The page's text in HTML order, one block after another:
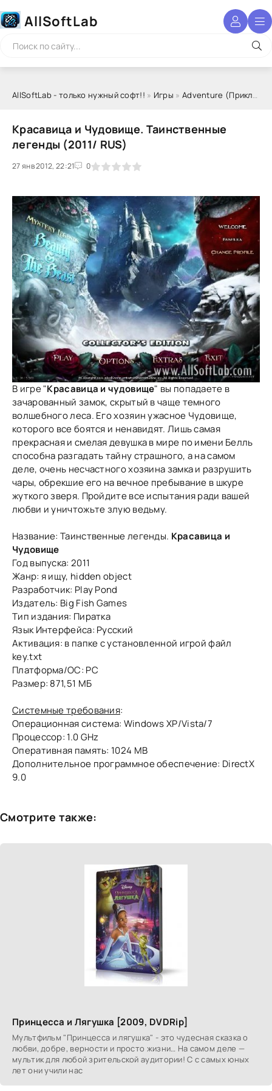
AllSoftLab
AllSoftLab - только нужный софт!! » Игры » Adventure (Приключения)
Красавица и Чудовище. Таинственные
легенды (2011/ RUS)
27 янв 2012, 22:21 0
1 2 3 4 5
В игре "Красавица и чудовище" вы попадаете в
зачарованный замок, скрытый в чаще темного
волшебного леса. Его хозяин ужасное Чудовище,
которого все боятся и ненавидят. Лишь самая
прекрасная и смелая девушка в мире по имени Белль
способна разгадать тайну страшного, а на самом
деле, очень несчастного хозяина замка и разрушить
чары, обрекшие его на вечное пребывание в шкуре
жуткого зверя. Пройдите все испытания ради вашей
любви и уничтожьте злую ведьму.
Название: Таинственные легенды. Красавица и
Чудовище
Год выпуска: 2011
Жанр: я ищу, hidden object
Разработчик: Play Pond
Издатель: Big Fish Games
Тип издания: Пиратка
Язык Интерфейса: Русский
Активация: в папке с установленной игрой файл
key.txt
Платформа/ОС: PC
Размер: 871,51 МБ
Системные требования:
Операционная система: Windows XP/Vista/7
Процессор: 1.0 GHz
Оперативная память: 1024 MB
Дополнительное программное обеспечение: DirectX
9.0
Смотрите также:
Принцесса и Лягушка [2009, DVDRip]
Мультфильм "Принцесса и лягушка" - это чудесная сказка о
любви, добре, верности и просто жизни… На самом деле —
мультик для любой зрительской аудитории! С с самых юных
лет они учили нас